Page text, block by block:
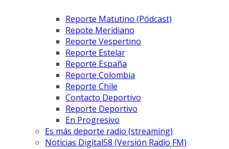
Reporte Matutino (Pódcast)
Repote Meridiano
Reporte Vespertino
Reporte Estelar
Reporte España
Reporte Colombia
Reporte Chile
Contacto Deportivo
Reporte Deportivo
En Progresivo
Es más deporte radio (streaming)
Noticias Digital58 (Versión Radio FM)